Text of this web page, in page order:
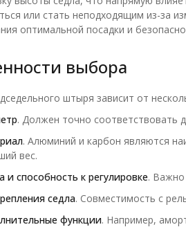
или стать неподходящим из-за
оптимальной посадки и
выбора
штыря зависит от
. Должен точно соответствовать
. Алюминий и карбон являются
вес.
и способность к регулировке. Важно
седла. Совместимость с
функции. Например,